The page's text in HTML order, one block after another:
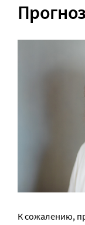
К сожалению,